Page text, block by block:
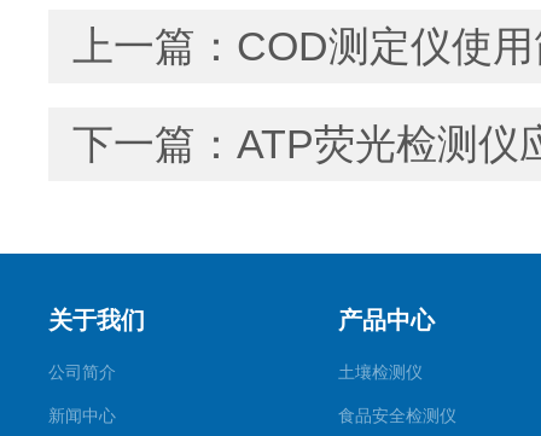
上一篇： COD测定仪使
下一篇： ATP荧光检测仪
关于我们
公司简介
新闻中心
产品中心
土壤检测仪
食品安全检测仪